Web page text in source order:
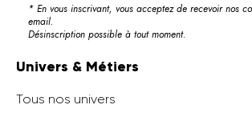
* En vous inscrivant, vous acceptez de recevoir nos
email.
Désinscription possible à tout moment.
Univers & Métiers
Tous nos univers